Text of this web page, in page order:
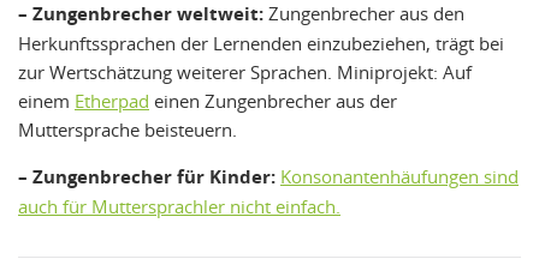
– Zungenbrecher weltweit: Zungenbrecher aus den
Herkunftssprachen der Lernenden einzubeziehen, trägt bei
zur Wertschätzung weiterer Sprachen. Miniprojekt: Auf
einem Etherpad einen Zungenbrecher aus der
Muttersprache beisteuern.
– Zungenbrecher für Kinder: Konsonantenhäufungen sind
auch für Muttersprachler nicht einfach.